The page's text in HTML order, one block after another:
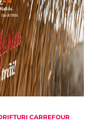
CARREFOUR